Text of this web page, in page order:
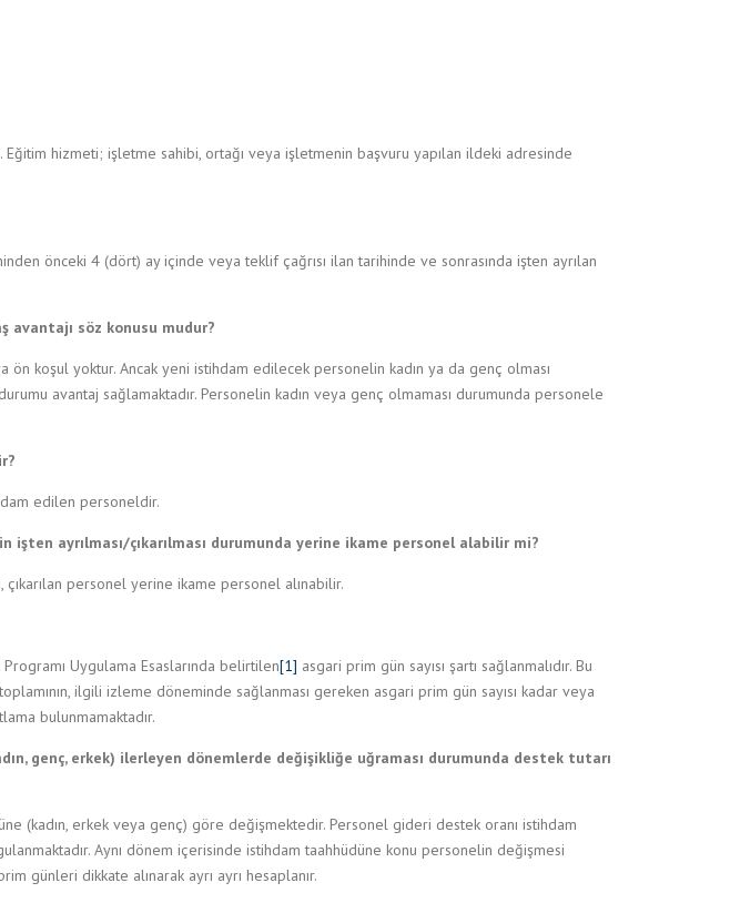
hizmeti; işletme sahibi, ortağı veya işletmenin başvuru yapılan ildeki adresinde
önceki 4 (dört) ay içinde veya teklif çağrısı ilan tarihinde ve sonrasında işten ayrılan
avantajı söz konusu mudur?
koşul yoktur. Ancak yeni istihdam edilecek personelin kadın ya da genç olması
avantaj sağlamaktadır. Personelin kadın veya genç olmaması durumunda personele
edilen personeldir.
ayrılması/çıkarılması durumunda yerine ikame personel alabilir mi?
personel yerine ikame personel alınabilir.
Uygulama Esaslarında belirtilen[1] asgari prim gün sayısı şartı sağlanmalıdır. Bu
ilgili izleme döneminde sağlanması gereken asgari prim gün sayısı kadar veya
bulunmamaktadır.
genç, erkek) ilerleyen dönemlerde değişikliğe uğraması durumunda destek tutarı
(kadın, erkek veya genç) göre değişmektedir. Personel gideri destek oranı istihdam
Aynı dönem içerisinde istihdam taahhüdüne konu personelin değişmesi
günleri dikkate alınarak ayrı ayrı hesaplanır.